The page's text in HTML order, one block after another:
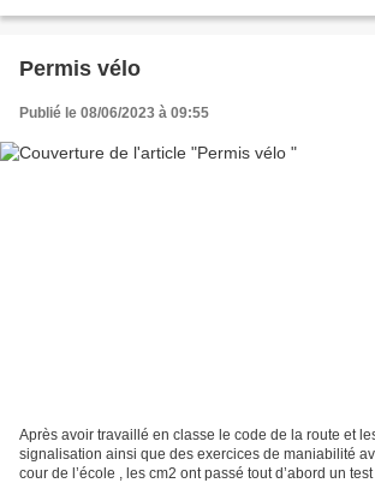
Permis vélo
Publié le 08/06/2023 à 09:55
Après avoir travaillé en classe le code de la route et
signalisation ainsi que des exercices de maniabilité
cour de l’école , les cm2 ont passé tout d’abord un